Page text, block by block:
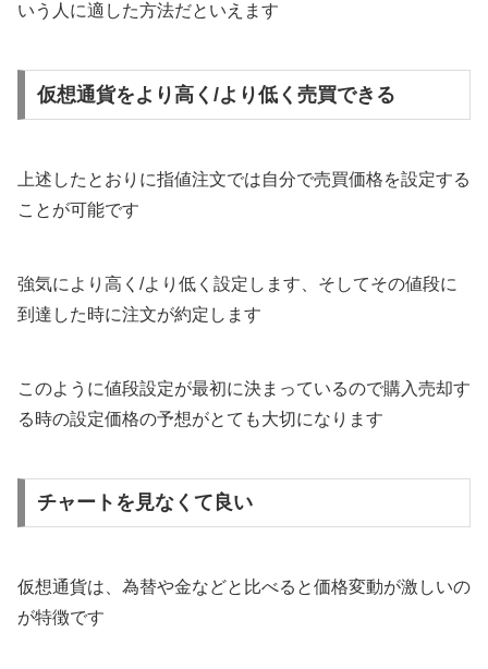
いう人に適した方法だといえます
仮想通貨をより高く/より低く売買できる
上述したとおりに指値注文では自分で売買価格を設定する
ことが可能です
強気により高く/より低く設定します、そしてその値段に
到達した時に注文が約定します
このように値段設定が最初に決まっているので購入売却す
る時の設定価格の予想がとても大切になります
チャートを見なくて良い
仮想通貨は、為替や金などと比べると価格変動が激しいの
が特徴です